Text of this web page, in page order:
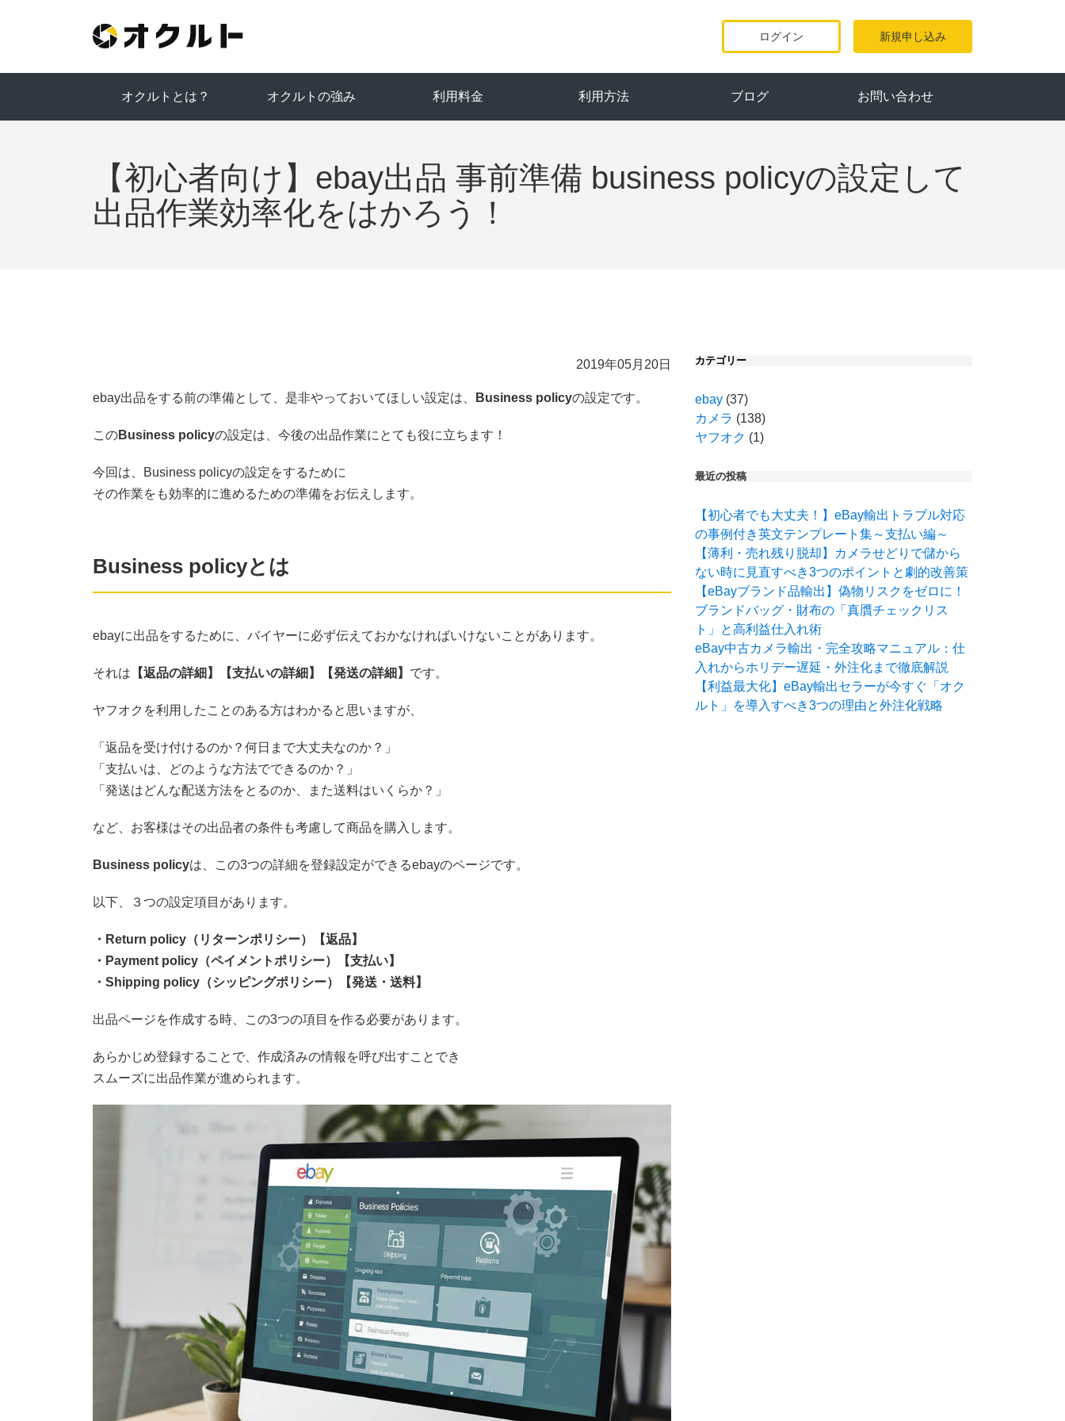
ログイン 新規申し込み
オクルトとは？ オクルトの強み 利用料金 利用方法 ブログ お問い合わせ
【初心者向け】ebay出品 事前準備 business policyの設定して
出品作業効率化をはかろう！
2019年05月20日
ebay出品をする前の準備として、是非やっておいてほしい設定は、 Business policyの設定です。
このBusiness policyの設定は、今後の出品作業にとても役に立ちます！
今回は、Business policyの設定をするために
その作業をも効率的に進めるための準備をお伝えします。
Business policyとは
ebayに出品をするために、バイヤーに必ず伝えておかなければいけないことがあります。
それは 【返品の詳細】【支払いの詳細】【発送の詳細】 です。
ヤフオクを利用したことのある方はわかると思いますが、
「返品を受け付けるのか？何日まで大丈夫なのか？」
「支払いは、どのような方法でできるのか？」
「発送はどんな配送方法をとるのか、また送料はいくらか？」
など、お客様はその出品者の条件も考慮して商品を購入します。
Business policyは、この3つの詳細を登録設定ができるebayのページです。
以下、３つの設定項目があります。
・Return policy（リターンポリシー）【返品】
・Payment policy（ペイメントポリシー）【支払い】
・Shipping policy（シッピングポリシー）【発送・送料】
出品ページを作成する時、この3つの項目を作る必要があります。
あらかじめ登録することで、作成済みの情報を呼び出すことでき
スムーズに出品作業が進められます。
カテゴリー
ebay (37)
カメラ (138)
ヤフオク (1)
最近の投稿
【初心者でも大丈夫！】eBay輸出トラブル対応
の事例付き英文テンプレート集～支払い編～
【薄利・売れ残り脱却】カメラせどりで儲から
ない時に見直すべき3つのポイントと劇的改善策
【eBayブランド品輸出】偽物リスクをゼロに！
ブランドバッグ・財布の「真贋チェックリス
ト」と高利益仕入れ術
eBay中古カメラ輸出・完全攻略マニュアル：仕
入れからホリデー遅延・外注化まで徹底解説
【利益最大化】eBay輸出セラーが今すぐ「オク
ルト」を導入すべき3つの理由と外注化戦略